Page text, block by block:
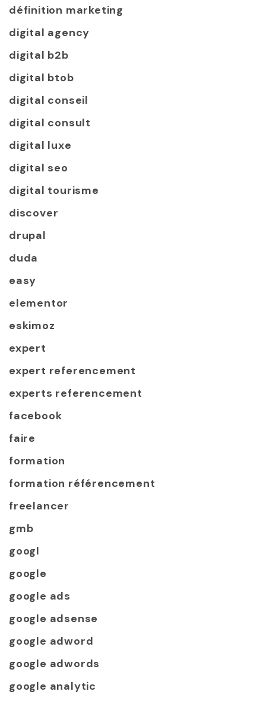
définition marketing
digital agency
digital b2b
digital btob
digital conseil
digital consult
digital luxe
digital seo
digital tourisme
discover
drupal
duda
easy
elementor
eskimoz
expert
expert referencement
experts referencement
facebook
faire
formation
formation référencement
freelancer
gmb
googl
google
google ads
google adsense
google adword
google adwords
google analytic